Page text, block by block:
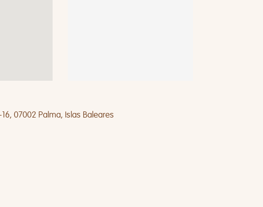
07002 Palma, Islas Baleares